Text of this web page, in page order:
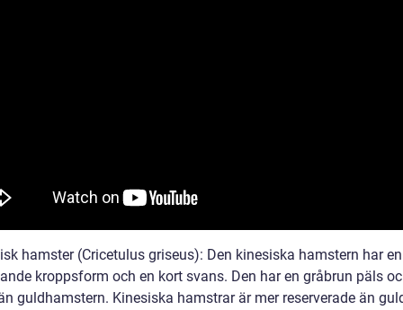
hamster (Cricetulus griseus): Den kinesiska hamstern har
kroppsform och en kort svans. Den har en gråbrun päls
guldhamstern. Kinesiska hamstrar är mer reserverade än